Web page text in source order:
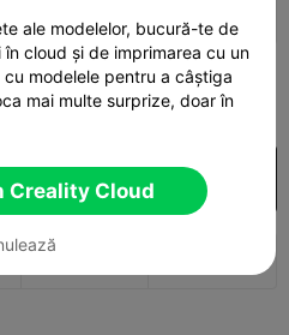
50 
ale modelelor, bucură-te de
cloud și de imprimarea cu un
modelele pentru a câștiga
mai multe surprize, doar în
Creality Cloud